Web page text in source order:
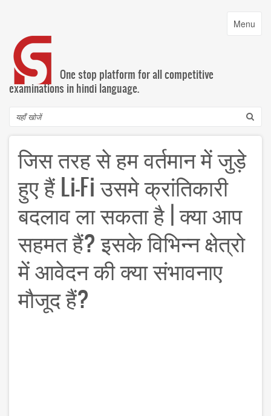
content
Toggle
Menu
One stop platform for all competitive
examinations in hindi language.
Search
जिस तरह से हम वर्तमान में जुड़े
हुए हैं Li-Fi उसमे क्रांतिकारी
बदलाव ला सकता है | क्या आप
सहमत हैं? इसके विभिन्न क्षेत्रो
में आवेदन की क्या संभावनाए
मौजूद हैं?